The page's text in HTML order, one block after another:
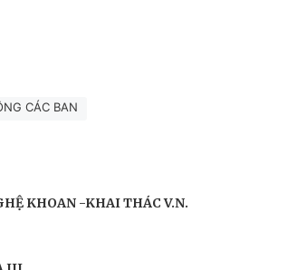
CÁC BAN
KHOAN -KHAI THÁC V.N.